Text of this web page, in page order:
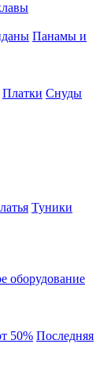
Панамы и
Платки Снуды
Туники
оборудование
50% Последняя